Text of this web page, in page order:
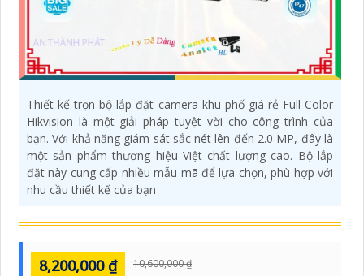
Thiết kế trọn bộ lắp đặt camera khu phố giá rẻ Full Color
Hikvision là một giải pháp tuyệt vời cho công trình của
bạn. Với khả năng giám sát sắc nét lên đến 2.0 MP, đây là
một sản phẩm thương hiệu Việt chất lượng cao. Bộ lắp
đặt này cung cấp nhiều mẫu mã để lựa chọn, phù hợp với
nhu cầu thiết kế của bạn
8,200,000 ₫ 10,600,000 ₫